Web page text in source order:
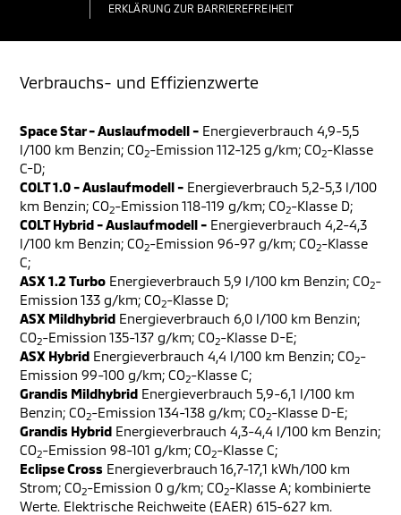
ERKLÄRUNG ZUR BARRIEREFREIHEIT
Verbrauchs- und Effizienzwerte
Space Star - Auslaufmodell - Energieverbrauch 4,9-5,5
l/100 km Benzin; CO2-Emission 112-125 g/km; CO2-Klasse
C-D;
COLT 1.0 - Auslaufmodell - Energieverbrauch 5,2-5,3 l/100
km Benzin; CO2-Emission 118-119 g/km; CO2-Klasse D;
COLT Hybrid - Auslaufmodell - Energieverbrauch 4,2-4,3
l/100 km Benzin; CO2-Emission 96-97 g/km; CO2-Klasse
C;
ASX 1.2 Turbo Energieverbrauch 5,9 l/100 km Benzin; CO2-
Emission 133 g/km; CO2-Klasse D;
ASX Mildhybrid Energieverbrauch 6,0 l/100 km Benzin;
CO2-Emission 135-137 g/km; CO2-Klasse D-E;
ASX Hybrid Energieverbrauch 4,4 l/100 km Benzin; CO2-
Emission 99-100 g/km; CO2-Klasse C;
Grandis Mildhybrid Energieverbrauch 5,9-6,1 l/100 km
Benzin; CO2-Emission 134-138 g/km; CO2-Klasse D-E;
Grandis Hybrid Energieverbrauch 4,3-4,4 l/100 km Benzin;
CO2-Emission 98-101 g/km; CO2-Klasse C;
Eclipse Cross Energieverbrauch 16,7-17,1 kWh/100 km
Strom; CO2-Emission 0 g/km; CO2-Klasse A; kombinierte
Werte. Elektrische Reichweite (EAER) 615-627 km.